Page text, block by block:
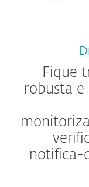
Fique
robusta e
notifica-